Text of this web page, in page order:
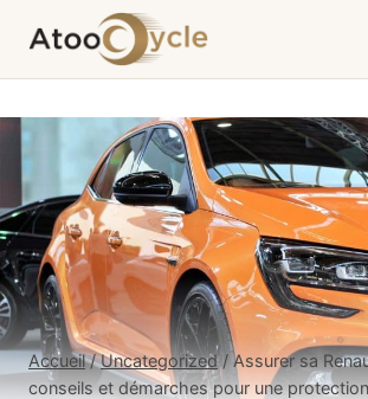
contenu
Accueil / Uncategorized / Assurer sa
conseils et démarches pour une